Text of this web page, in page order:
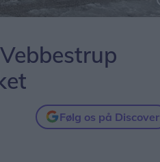
Følg os på Discover